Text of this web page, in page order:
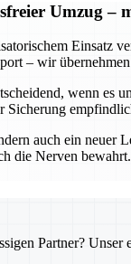
Umzug –
Einsatz
– wir
wenn es
auch ein neuer
die Nerven
Partner?